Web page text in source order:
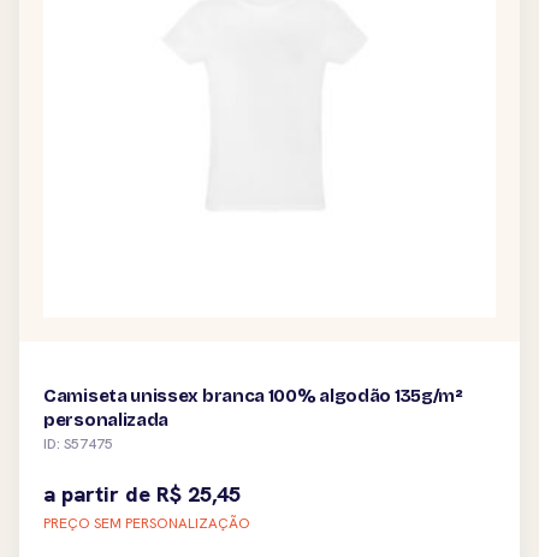
Camiseta unissex branca 100% algodão 135g/m²
personalizada
ID: S57475
a partir de R$ 25,45
PREÇO SEM PERSONALIZAÇÃO